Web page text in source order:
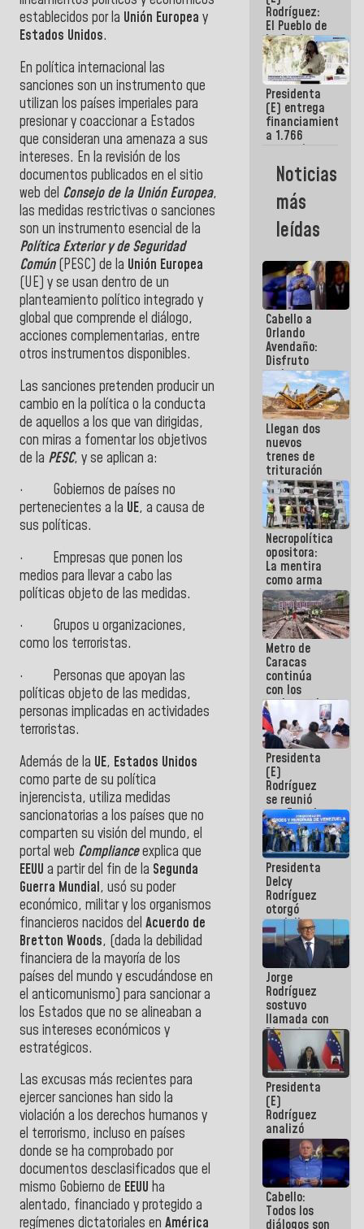
establecidos por la Unión Europea y
Estados Unidos.
En política internacional las
sanciones son un instrumento que
utilizan los países imperiales para
presionar y coaccionar a Estados
que consideran una amenaza a sus
intereses. En la revisión de los
documentos publicados en el sitio
web del Consejo de la Unión Europea,
las medidas restrictivas o sanciones
son un instrumento esencial de la
Política Exterior y de Seguridad
Común (PESC) de la Unión Europea
(UE) y se usan dentro de un
planteamiento político integrado y
global que comprende el diálogo,
acciones complementarias, entre
otros instrumentos disponibles.
Las sanciones pretenden producir un
cambio en la política o la conducta
de aquellos a los que van dirigidas,
con miras a fomentar los objetivos
de la PESC, y se aplican a:
·
Gobiernos de países no
pertenecientes a la UE, a causa de
sus políticas.
·
Empresas que ponen los
medios para llevar a cabo las
políticas objeto de las medidas.
·
Grupos u organizaciones,
como los terroristas.
·
Personas que apoyan las
políticas objeto de las medidas,
personas implicadas en actividades
terroristas.
Además de la UE, Estados Unidos
como parte de su política
injerencista, utiliza medidas
sancionatorias a los países que no
comparten su visión del mundo, el
portal web Complianceexplica que
EEUU a partir del fin de la Segunda
Guerra Mundial, usó su poder
económico, militar y los organismos
financieros nacidos del Acuerdo de
Bretton Woods, (dada la debilidad
financiera de la mayoría de los
países del mundo y escudándose en
el anticomunismo) para sancionar a
los Estados que no se alineaban a
sus intereses económicos y
estratégicos.
Las excusas más recientes para
ejercer sanciones han sido la
violación a los derechos humanos y
el terrorismo, incluso en países
donde se ha comprobado por
documentos desclasificados que el
mismo Gobierno de EEUU ha
alentado, financiado y protegido a
regímenes dictatoriales en América
Rodríguez:
El Pueblo de
La Guaira
siempre
estará
acompañada
por el
Gobierno
Nacional
Presidenta
(E) entrega
financiamientos
a 1.766
comerciantes
emprendedores
afectados
por
terremotos
Noticias
más
leídas
Cabello a
Orlando
Avendaño:
Disfruto
cada vez
que escribes
porque lo
que haces
es
embarrarla
Llegan dos
nuevos
trenes de
trituración
para
optimizar
manejo de
escombros
en La Guaira
Necropolítica
opositora:
La mentira
como arma
contra el
Pueblo
Metro de
Caracas
continúa
con los
trabajos de
mantenimiento
e inspección
en la Línea 2
Presidenta
(E)
Rodríguez
se reunió
con Estado
Mayor
Eléctrico
para
abordar
planes de
acción
Presidenta
Delcy
Rodríguez
otorgó
medalla
"Héroe de
Venezuela"
a servidores
públicos
Jorge
Rodríguez
sostuvo
llamada con
Dinorah
Figuera y
acuerdan
primer
encuentro
presencial
para el
diálogo
Presidenta
(E)
Rodríguez
analizó
junto a
gobernadores
planes de
recuperación
del Sistema
Eléctrico
Cabello:
Todos los
diálogos son